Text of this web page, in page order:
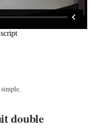
double